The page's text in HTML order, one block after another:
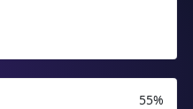
55%